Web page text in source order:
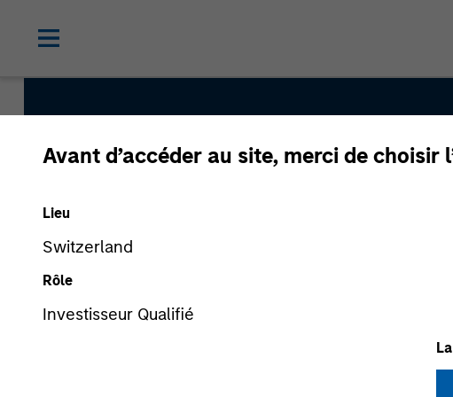
Avant d’accéder au site, merci de choisir
Lieu
Switzerland
Rôle
Investisseur Qualifié